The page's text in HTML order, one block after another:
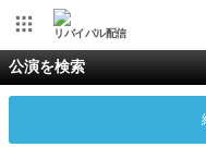
リバイバル配信
公演を検索